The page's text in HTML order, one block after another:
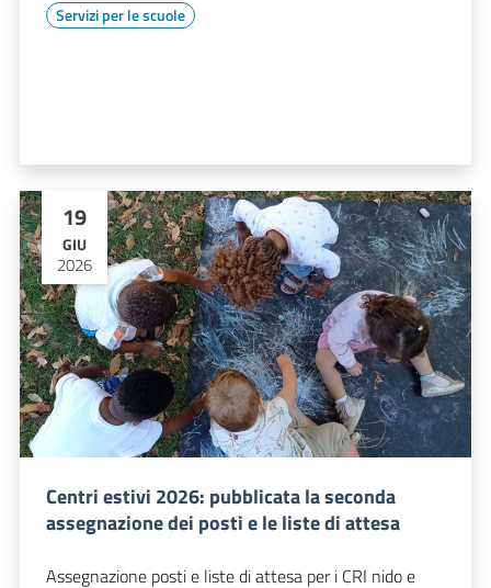
Servizi per le scuole
19
GIU
2026
Centri estivi 2026: pubblicata la seconda
assegnazione dei posti e le liste di attesa
Assegnazione posti e liste di attesa per i CRI nido e